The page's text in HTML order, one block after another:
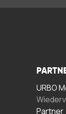
URBO
Partner